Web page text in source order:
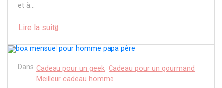
et à...
Lire la suite
Dans Cadeau pour un geek Cadeau pour un gourmand
Meilleur cadeau homme